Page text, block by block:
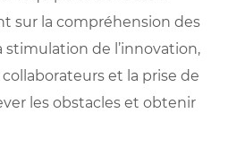
sur la compréhension des
stimulation de l’innovation,
et la prise de
les obstacles et obtenir